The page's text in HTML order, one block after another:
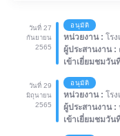
วันที่ 27
กันยายน
2565
อนุมัติ
หน่วยงาน : โร
ผู้ประสานงาน :
เข้าเยี่ยมชมวัน
วันที่ 29
มิถุนายน
2565
อนุมัติ
หน่วยงาน : โร
ผู้ประสานงาน :
เข้าเยี่ยมชมวัน